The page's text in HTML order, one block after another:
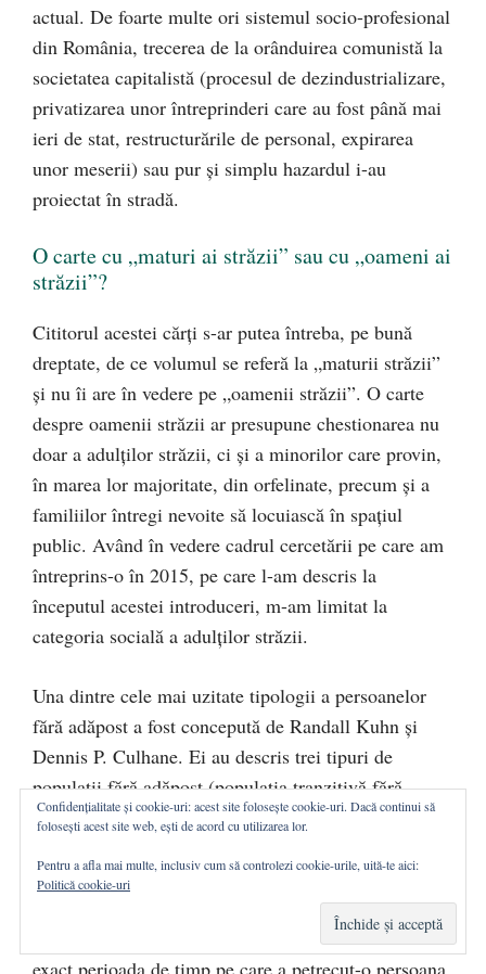
actual. De foarte multe ori sistemul socio-profesional
din România, trecerea de la orânduirea comunistă la
societatea capitalistă (procesul de dezindustrializare,
privatizarea unor întreprinderi care au fost până mai
ieri de stat, restructurările de personal, expirarea
unor meserii) sau pur și simplu hazardul i-au
proiectat în stradă.
O carte cu „maturi ai străzii” sau cu „oameni ai
străzii”?
Cititorul acestei cărți s-ar putea întreba, pe bună
dreptate, de ce volumul se referă la „maturii străzii”
și nu îi are în vedere pe „oamenii străzii”. O carte
despre oamenii străzii ar presupune chestionarea nu
doar a adulților străzii, ci și a minorilor care provin,
în marea lor majoritate, din orfelinate, precum și a
familiilor întregi nevoite să locuiască în spațiul
public. Având în vedere cadrul cercetării pe care am
întreprins-o în 2015, pe care l-am descris la
începutul acestei introduceri, m-am limitat la
categoria socială a adulților străzii.
Una dintre cele mai uzitate tipologii a persoanelor
fără adăpost a fost concepută de Randall Kuhn și
Dennis P. Culhane. Ei au descris trei tipuri de
populații fără adăpost (populația tranzitivă fără
adăpost, populația episodică fără adăpost și populația
„homelessness tranzitiv”, „homelessness episodic
”. Criteriul care stă la baza
acestei tipologii îl reprezintă temporalitatea, mai
exact perioada de timp pe care a petrecut-o persoana
Confidențialitate și cookie-uri: acest site folosește cookie-uri. Dacă continui să
folosești acest site web, ești de acord cu utilizarea lor.
Pentru a afla mai multe, inclusiv cum să controlezi cookie-urile, uită-te aici:
Politică cookie-uri